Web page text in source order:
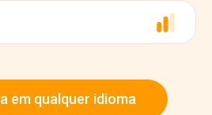
em qualquer idioma